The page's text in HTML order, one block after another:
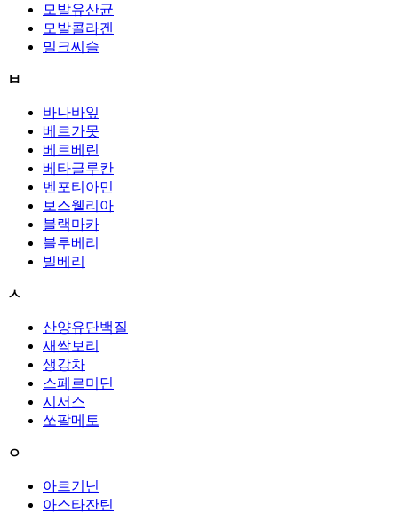
모발유산균
모발콜라겐
밀크씨슬
ㅂ
바나바잎
베르가못
베르베린
베타글루칸
벤포티아민
보스웰리아
블랙마카
블루베리
빌베리
ㅅ
산양유단백질
새싹보리
생강차
스페르미딘
시서스
쏘팔메토
ㅇ
아르기닌
아스타잔틴